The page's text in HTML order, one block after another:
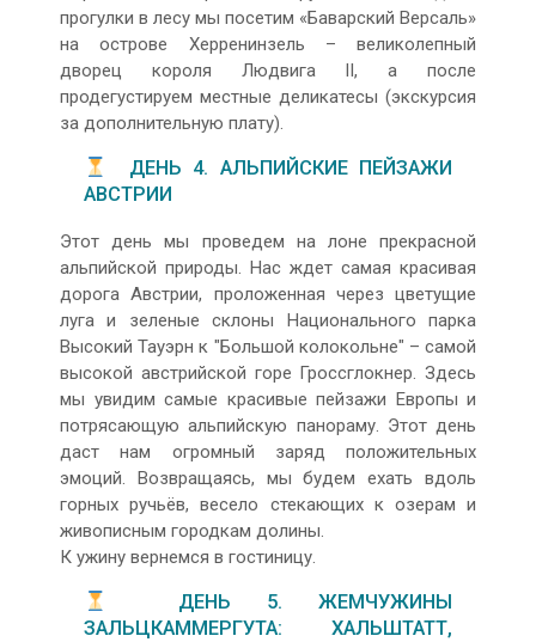
прогулки в лесу мы посетим «Баварский Версаль»
на острове Херренинзель – великолепный
дворец короля Людвига II, а после
продегустируем местные деликатесы (экскурсия
за дополнительную плату).
ДЕНЬ 4. АЛЬПИЙСКИЕ ПЕЙЗАЖИ
АВСТРИИ
Этот день мы проведем на лоне прекрасной
альпийской природы. Нас ждет самая красивая
дорога Австрии, проложенная через цветущие
луга и зеленые склоны Национального парка
Высокий Тауэрн к "Большой колокольне" – самой
высокой австрийской горе Гроссглокнер. Здесь
мы увидим самые красивые пейзажи Европы и
потрясающую альпийскую панораму. Этот день
даст нам огромный заряд положительных
эмоций. Возвращаясь, мы будем ехать вдоль
горных ручьёв, весело стекающих к озерам и
живописным городкам долины.
К ужину вернемся в гостиницу.
ДЕНЬ 5. ЖЕМЧУЖИНЫ
ЗАЛЬЦКАММЕРГУТА: ХАЛЬШТАТТ,